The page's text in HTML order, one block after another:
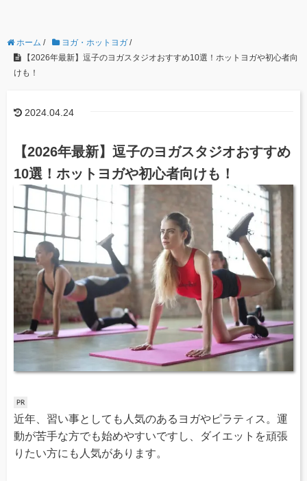
ホーム / ヨガ・ホットヨガ /
【2026年最新】逗子のヨガスタジオおすすめ10選！ホットヨガや初心者向
けも！
2024.04.24
【2026年最新】逗子のヨガスタジオおすすめ
10選！ホットヨガや初心者向けも！
近年、習い事としても人気のあるヨガやピラティス。運
動が苦手な方でも始めやすいですし、ダイエットを頑張
りたい方にも人気があります。